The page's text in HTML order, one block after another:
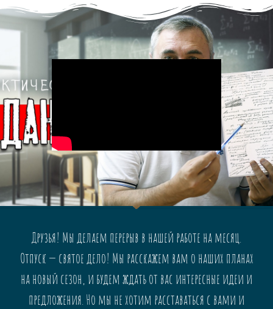
Друзья! Мы делаем перерыв в нашей работе на месяц.
Отпуск — святое дело! Мы расскажем вам о наших планах
на новый сезон, и будем ждать от вас интересные идеи и
предложения. Но мы не хотим расставаться с вами и